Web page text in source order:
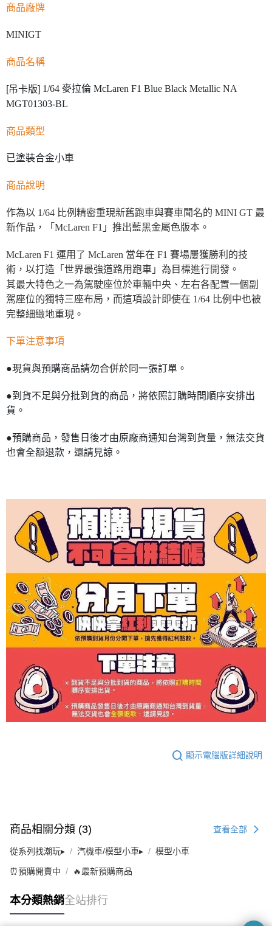
商品廠牌
MINIGT
商品名稱
[吊卡版] 1/64 麥拉倫 McLaren F1 Blue Black Metallic NA
MGT01303-BL
商品類型
已塗裝合金小車
商品說明
作為以 1/64 比例精密重現新舊跑車與賽車聞名的 MINI GT 最
新作品，「McLaren F1」推出藍黑金屬色版本。
McLaren F1 運用了 McLaren 當年在 F1 賽場屢獲勝利的技
術，以打造「世界最強道路用跑車」為目標進行開發。
其最大特色之一為駕駛座位於車輛中央、左右各配置一個副
駕座位的獨特三座布局，而這項設計即使在 1/64 比例中也被
完整細緻地重現。
下單注意事項
●現貨與預購商品請勿合併於同一張訂單。
●到貨不足與分批到貨的商品，將依照訂購時間順序安排出
貨。
●預購商品，發售日後才由原廠商通知台灣到貨量，無法交貨
也會全額退款，還請見諒。
顯示電腦版詳細說明
商品相關分類 (3) 查看全部
從系列找潮玩▸ 汽機車/模型小車▸ 模型小車
⏰預購開賣中 🔥最新預購商品
本分類熱銷全站排行